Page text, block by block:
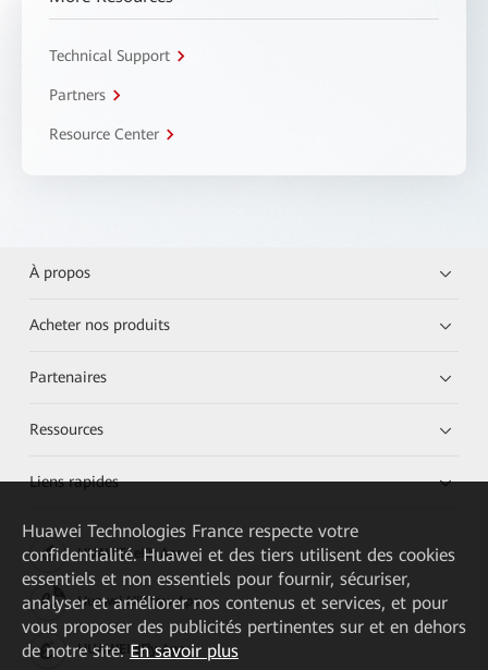
Technical Support
Partners
Resource Center
À propos
Acheter nos produits
Partenaires
Ressources
Liens rapides
HUAWEI eKit App
Huawei HiKnow App
HUAWEI eFly App
Huawei Technologies France respecte votre
confidentialité. Huawei et des tiers utilisent des cookies
essentiels et non essentiels pour fournir, sécuriser,
analyser et améliorer nos contenus et services, et pour
vous proposer des publicités pertinentes sur et en dehors
de notre site. En savoir plus